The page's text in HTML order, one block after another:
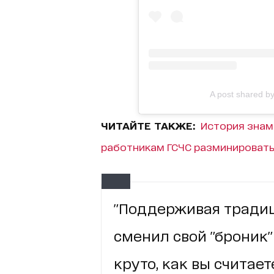
A post shared
ЧИТАЙТЕ ТАКЖЕ: История
работникам ГСЧС
"Поддерживая
сменил свой
круто, как вы